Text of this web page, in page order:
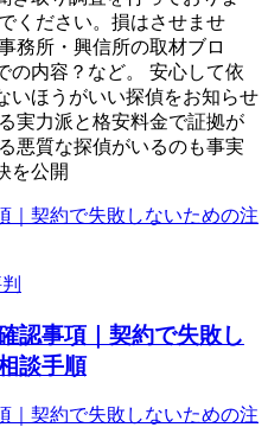
ください。損はさせませ
務所・興信所の取材ブロ
の内容？など。 安心して依
いほうがいい探偵をお知らせ
実力派と格安料金で証拠が
悪質な探偵がいるのも事実
を公開
認事項｜契約で失敗し
談手順